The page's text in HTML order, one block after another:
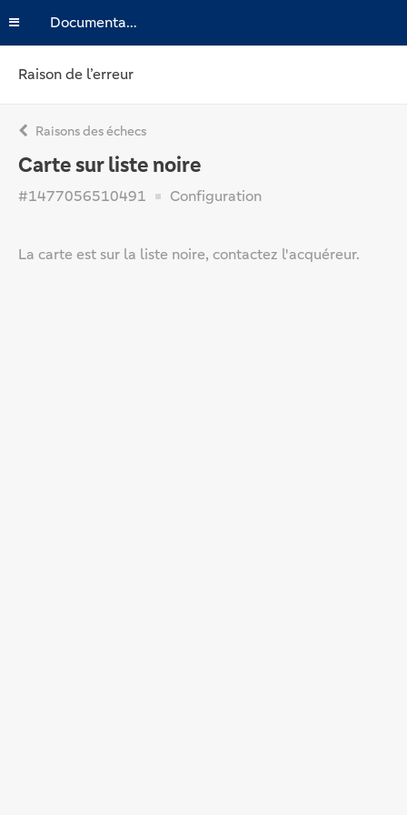
Documentation
Raison de l’erreur
Raisons des échecs
Carte sur liste noire
#1477056510491 Configuration
La carte est sur la liste noire, contactez l'acquéreur.